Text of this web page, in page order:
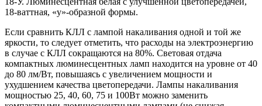
18-ваттная, «у»-образной формы.
Если сравнить КЛЛ с лампой накаливания одной и той же
яркости, то следует отметить, что расходы на электроэнергию
в случае с КЛЛ сокращаются на 80%. Световая отдача
компактных люминесцентных ламп находится на уровне от 40
до 80 лм/Вт, повышаясь с увеличением мощности и
ухудшением качества цветопередачи. Лампы накаливания
мощностью 25, 40, 60, 75 и 100Вт можно заменить